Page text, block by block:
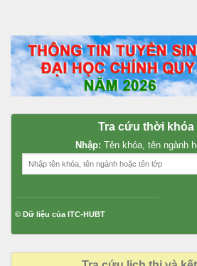
Tra cứu thời khóa
Nhập: Tên khóa, tên ngành
© Dữ liệu của ITC-HUBT